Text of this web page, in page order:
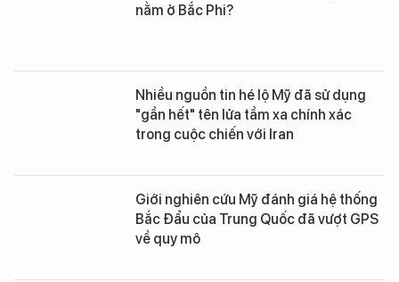
nằm ở Bắc Phi?
Nhiều nguồn tin hé lộ Mỹ đã sử dụng
"gần hết" tên lửa tầm xa chính xác
trong cuộc chiến với Iran
Giới nghiên cứu Mỹ đánh giá hệ thống
Bắc Đẩu của Trung Quốc đã vượt GPS
về quy mô